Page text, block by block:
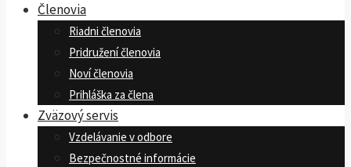
Členovia
Riadni členovia
Pridružení členovia
Noví členovia
Prihláška za člena
Zväzový servis
Vzdelávanie v odbore
Bezpečnostné informácie